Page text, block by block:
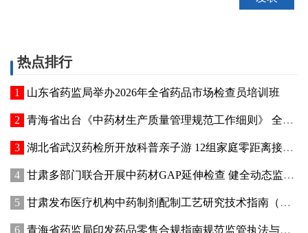
热点排行
山东省药监局举办2026年全省药品市场检查员培训班
青海省出台《中药材生产质量管理规范工作细则》 全面强化中药材质量源头管控
湖北省武汉药检所开放科普亲子游 12组家庭零距离接触药品检验
甘肃多部门联合开展中药材GAP延伸检查 健全动态监管机制
甘肃发布医疗机构中药制剂配制工艺研究技术指南（试行）
青海省药监局印发药品零售合规指南规范监管执法与企业经营行为